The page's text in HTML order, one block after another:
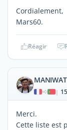
Cordialement,
Mars60.
Réagir
| 15
Merci.
Cette liste est